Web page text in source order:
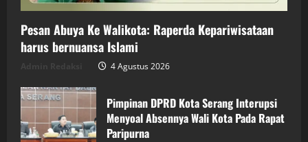
Pesan Abuya Ke Walikota: Raperda Kepariwisataan
harus bernuansa Islami
4 Agustus 2026
Pimpinan DPRD Kota Serang Interupsi
Menyoal Absennya Wali Kota Pada Rapat
Paripurna